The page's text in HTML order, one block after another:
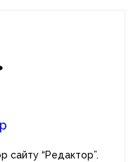
сайту “Редактор”.